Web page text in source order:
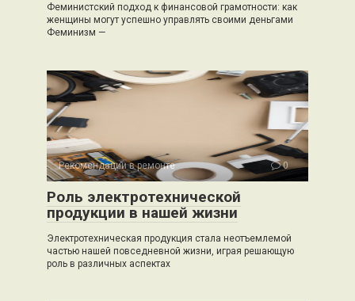
Феминистский подход к финансовой грамотности: как
женщины могут успешно управлять своими деньгами
Феминизм —
Рекомендации в ремонте 0
Роль электротехнической
продукции в нашей жизни
Электротехническая продукция стала неотъемлемой
частью нашей повседневной жизни, играя решающую
роль в различных аспектах